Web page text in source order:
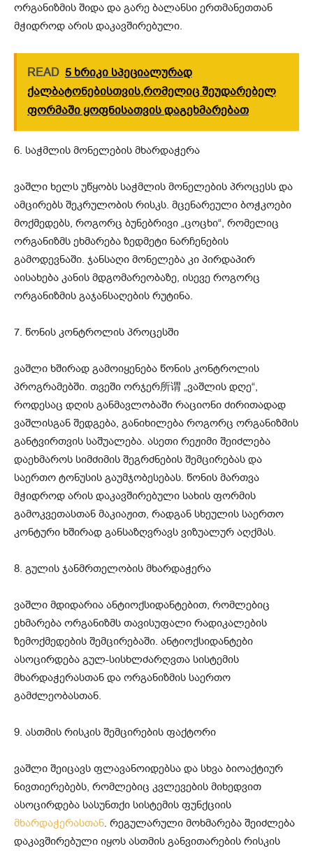
ორგანიზმის შიდა და გარე ბალანსი ერთმანეთთან
მჭიდროდ არის დაკავშირებული.
READ 5 ხრიკი სპეციალურად
ქალბატონებისთვის,რომელიც შეუდარებელ
ფორმაში ყოფნისათვის დაგეხმარებათ
6. საჭმლის მონელების მხარდაჭერა
ვაშლი ხელს უწყობს საჭმლის მონელების პროცესს და
ამცირებს შეკრულობის რისკს. მცენარეული ბოჭკოები
მოქმედებს, როგორც ბუნებრივი „ცოცხი“, რომელიც
ორგანიზმს ეხმარება ზედმეტი ნარჩენების
გამოდევნაში. ჯანსაღი მონელება კი პირდაპირ
აისახება კანის მდგომარეობაზე, ისევე როგორც
ორგანიზმის გაჯანსაღების რუტინა.
7. წონის კონტროლის პროცესში
ვაშლი ხშირად გამოიყენება წონის კონტროლის
პროგრამებში. თვეში ორჯერ所谓 „ვაშლის დღე“,
როდესაც დღის განმავლობაში რაციონი ძირითადად
ვაშლისგან შედგება, განიხილება როგორც ორგანიზმის
განტვირთვის საშუალება. ასეთი რეჟიმი შეიძლება
დაეხმაროს სიმძიმის შეგრძნების შემცირებას და
საერთო ტონუსის გაუმჯობესებას. წონის მართვა
მჭიდროდ არის დაკავშირებული სახის ფორმის
გამოკვეთასთან მაკიაჟით, რადგან სხეულის საერთო
კონტური ხშირად განსაზღვრავს ვიზუალურ აღქმას.
8. გულის ჯანმრთელობის მხარდაჭერა
ვაშლი მდიდარია ანტიოქსიდანტებით, რომლებიც
ეხმარება ორგანიზმს თავისუფალი რადიკალების
ზემოქმედების შემცირებაში. ანტიოქსიდანტები
ასოცირდება გულ-სისხლძარღვთა სისტემის
მხარდაჭერასთან და ორგანიზმის საერთო
გამძლეობასთან.
9. ასთმის რისკის შემცირების ფაქტორი
ვაშლი შეიცავს ფლავანოიდებსა და სხვა ბიოაქტიურ
ნივთიერებებს, რომლებიც კვლევების მიხედვით
ასოცირდება სასუნთქი სისტემის ფუნქციის
მხარდაჭერასთან. რეგულარული მოხმარება შეიძლება
დაკავშირებული იყოს ასთმის განვითარების რისკის